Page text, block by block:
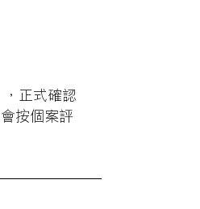
正式確認
按個案評